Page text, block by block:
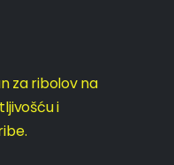
za ribolov na
i